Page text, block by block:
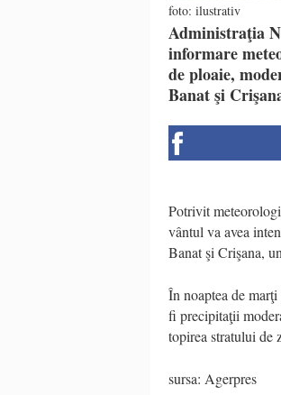
foto: ilustrativ
Administraţia
informare
de ploaie,
Banat şi
Potrivit
vântul va avea
Banat şi Crişana,
În noaptea de
fi precipitaţii
topirea stratului de
sursa: Agerpres